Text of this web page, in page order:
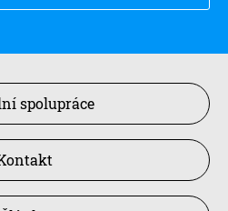
spolupráce